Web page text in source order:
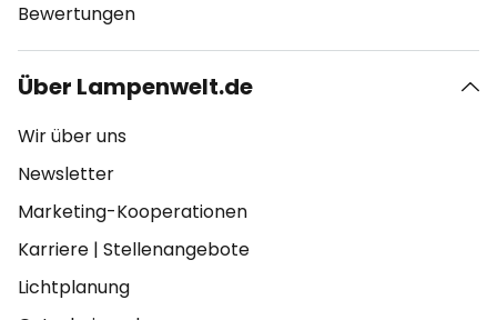
Bewertungen
Über Lampenwelt.de
Wir über uns
Newsletter
Marketing-Kooperationen
Karriere | Stellenangebote
Lichtplanung